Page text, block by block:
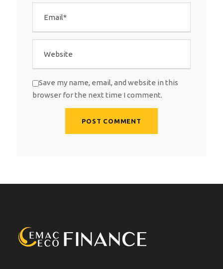
Save my name, email, and website in this
browser for the next time I comment.
i